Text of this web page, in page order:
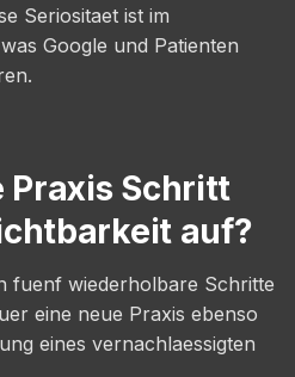
Seriositaet ist im
Google und Patienten
Praxis Schritt
auf?
fuenf wiederholbare Schritte
eine neue Praxis ebenso
eines vernachlaessigten